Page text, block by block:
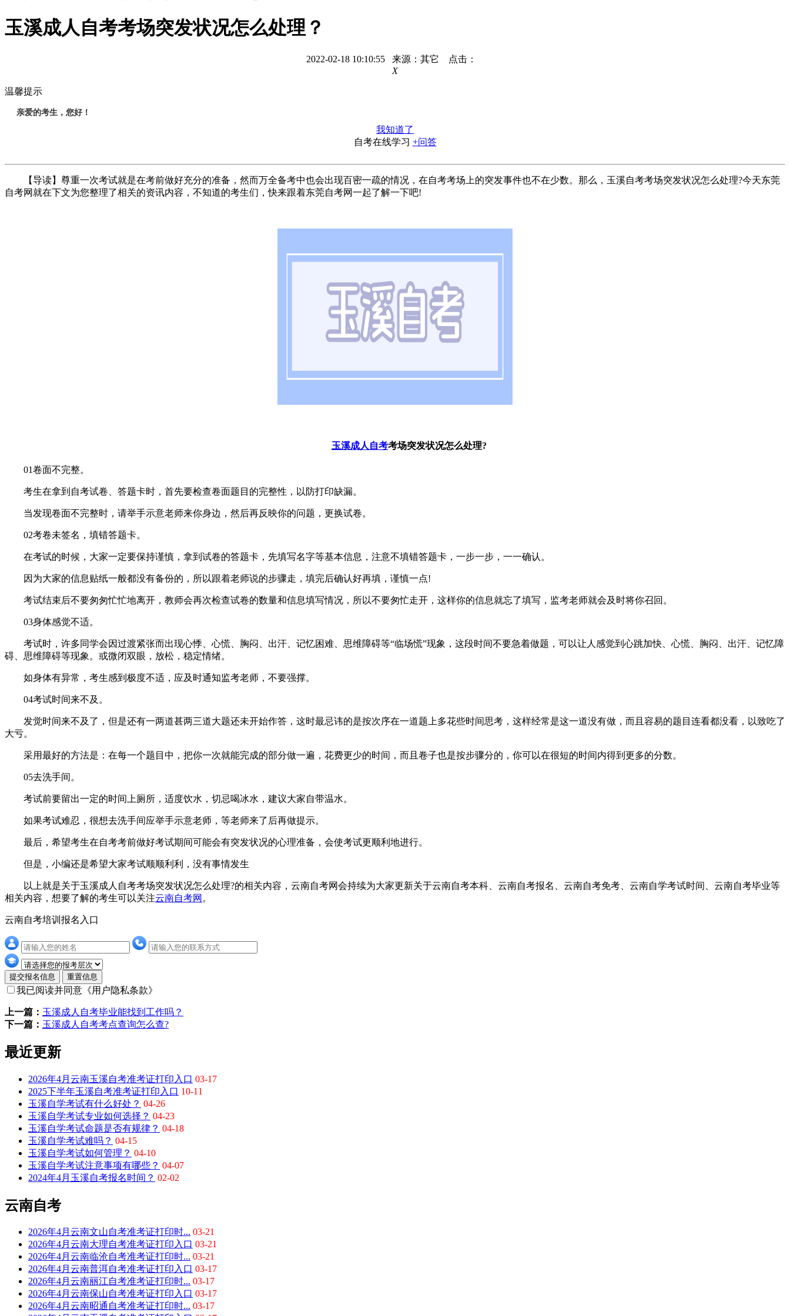
玉溪成人自考考场突发状况怎么处理？
2022-02-18 10:10:55 来源：其它 点击：
X
温馨提示
亲爱的考生，您好！
我知道了
自考在线学习 +问答
【导读】尊重一次考试就是在考前做好充分的准备，然而万全备考中也会出现百密一疏的情况，在自考考场上的突发事件也不在少数。那么，玉溪自考考场突发状况怎么处理?今天东莞
自考网就在下文为您整理了相关的资讯内容，不知道的考生们，快来跟着东莞自考网一起了解一下吧!
玉溪成人自考考场突发状况怎么处理?
01卷面不完整。
考生在拿到自考试卷、答题卡时，首先要检查卷面题目的完整性，以防打印缺漏。
当发现卷面不完整时，请举手示意老师来你身边，然后再反映你的问题，更换试卷。
02考卷未签名，填错答题卡。
在考试的时候，大家一定要保持谨慎，拿到试卷的答题卡，先填写名字等基本信息，注意不填错答题卡，一步一步，一一确认。
因为大家的信息贴纸一般都没有备份的，所以跟着老师说的步骤走，填完后确认好再填，谨慎一点!
考试结束后不要匆匆忙忙地离开，教师会再次检查试卷的数量和信息填写情况，所以不要匆忙走开，这样你的信息就忘了填写，监考老师就会及时将你召回。
03身体感觉不适。
考试时，许多同学会因过渡紧张而出现心悸、心慌、胸闷、出汗、记忆困难、思维障碍等“临场慌”现象，这段时间不要急着做题，可以让人感觉到心跳加快、心慌、胸闷、出汗、记忆障
碍、思维障碍等现象。或微闭双眼，放松，稳定情绪。
如身体有异常，考生感到极度不适，应及时通知监考老师，不要强撑。
04考试时间来不及。
发觉时间来不及了，但是还有一两道甚两三道大题还未开始作答，这时最忌讳的是按次序在一道题上多花些时间思考，这样经常是这一道没有做，而且容易的题目连看都没看，以致吃了
大亏。
采用最好的方法是：在每一个题目中，把你一次就能完成的部分做一遍，花费更少的时间，而且卷子也是按步骤分的，你可以在很短的时间内得到更多的分数。
05去洗手间。
考试前要留出一定的时间上厕所，适度饮水，切忌喝冰水，建议大家自带温水。
如果考试难忍，很想去洗手间应举手示意老师，等老师来了后再做提示。
最后，希望考生在自考考前做好考试期间可能会有突发状况的心理准备，会使考试更顺利地进行。
但是，小编还是希望大家考试顺顺利利，没有事情发生
以上就是关于玉溪成人自考考场突发状况怎么处理?的相关内容，云南自考网会持续为大家更新关于云南自考本科、云南自考报名、云南自考免考、云南自学考试时间、云南自考毕业等
相关内容，想要了解的考生可以关注云南自考网 。
云南自考培训报名入口
提交报名信息 重置信息
我已阅读并同意 《用户隐私条款》
上一篇： 玉溪成人自考毕业能找到工作吗？
下一篇： 玉溪成人自考考点查询怎么查?
最近更新
2026年4月云南玉溪自考准考证打印入口 03-17
2025下半年玉溪自考准考证打印入口 10-11
玉溪自学考试有什么好处？ 04-26
玉溪自学考试专业如何选择？ 04-23
玉溪自学考试命题是否有规律？ 04-18
玉溪自学考试难吗？ 04-15
玉溪自学考试如何管理？ 04-10
玉溪自学考试注意事项有哪些？ 04-07
2024年4月玉溪自考报名时间？ 02-02
云南自考
2026年4月云南文山自考准考证打印时... 03-21
2026年4月云南大理自考准考证打印入口 03-21
2026年4月云南临沧自考准考证打印时... 03-21
2026年4月云南普洱自考准考证打印入口 03-17
2026年4月云南丽江自考准考证打印时... 03-17
2026年4月云南保山自考准考证打印入口 03-17
2026年4月云南昭通自考准考证打印时... 03-17